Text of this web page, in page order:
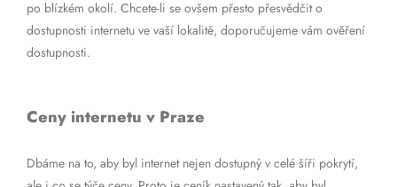
po blízkém okolí. Chcete-li se ovšem přesto přesvědčit o
dostupnosti internetu ve vaší lokalitě, doporučujeme vám ověření
dostupnosti.
Ceny internetu v Praze
Dbáme na to, aby byl internet nejen dostupný v celé šíři pokrytí,